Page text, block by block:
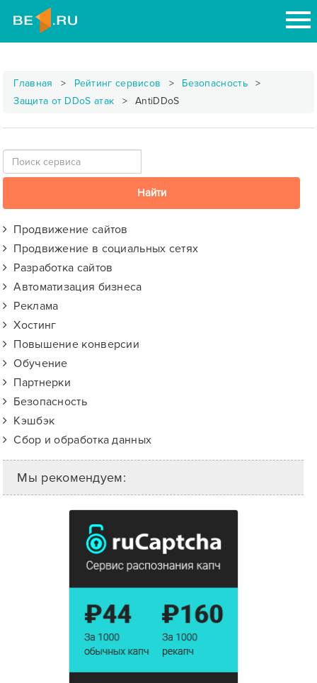
Главная Рейтинг сервисов
Безопасность
Защита от DDoS атак
AntiDDoS
Продвижение сайтов
Продвижение в социальных сетях
Разработка сайтов
Автоматизация бизнеса
Реклама
Хостинг
Повышение конверсии
Обучение
Партнерки
Безопасность
Кэшбэк
Сбор и обработка данных
Мы рекомендуем: